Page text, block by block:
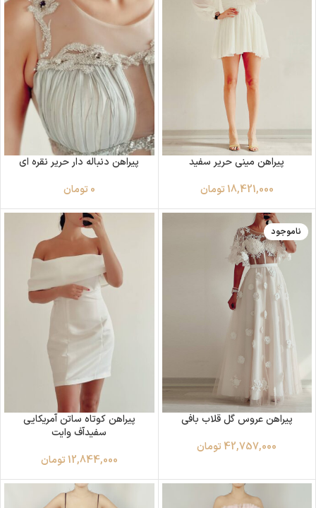
پیراهن مینی حریر سفید
18,421,000 تومان
پیراهن دنباله دار حریر نقره ای
0 تومان
ناموجود
پیراهن عروس گل قلاب بافی
42,757,000 تومان
پیراهن کوتاه ساتن آمریکایی‌
سفید‌آف‌ وایت
12,844,000 تومان